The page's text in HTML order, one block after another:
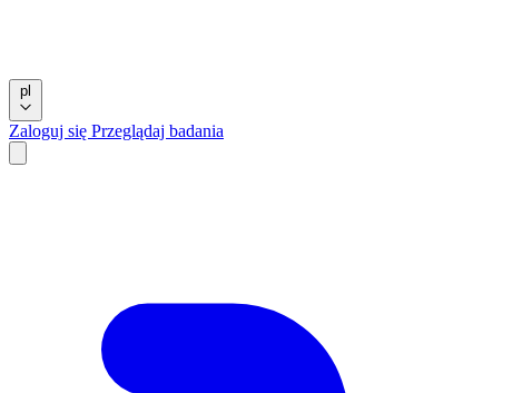
pl
Zaloguj się Przeglądaj badania